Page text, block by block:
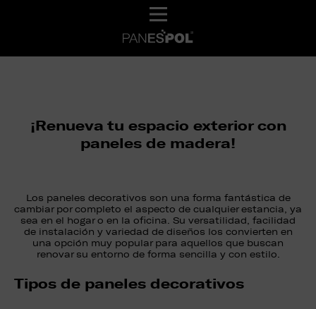
¡Renueva tu espacio exterior con
paneles de madera!
Los paneles decorativos son una forma fantástica de
cambiar por completo el aspecto de cualquier estancia, ya
sea en el hogar o en la oficina. Su versatilidad, facilidad
de instalación y variedad de diseños los convierten en
una opción muy popular para aquellos que buscan
renovar su entorno de forma sencilla y con estilo.
Tipos de paneles decorativos